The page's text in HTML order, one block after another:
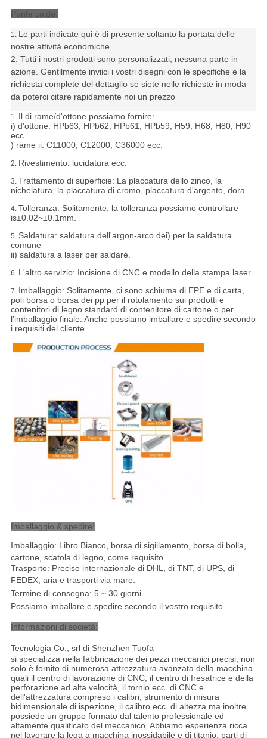
Punte calde:
1. Le parti indicate qui è di presente soltanto la portata delle
nostre attività economiche.
2. Tutti i nostri prodotti sono personalizzati, nessuna parte in
azione. Gentilmente inviici i vostri disegni con le specifiche e la
richiesta complete del dettaglio se siete nelle richieste in moda
da poterci citare rapidamente noi un prezzo
1. Il di rame/d'ottone possiamo fornire:
i) d'ottone: HPb63, HPb62, HPb61, HPb59, H59, H68, H80, H90
ecc.
) rame ii: C11000, C12000, C36000 ecc.
2. Rivestimento: lucidatura ecc.
3. Trattamento di superficie: La placcatura dello zinco, la
nichelatura, la placcatura di cromo, placcatura d'argento, dora.
4. Tolleranza: Solitamente, la tolleranza possiamo controllare
is±0.02~±0.1mm.
5. Saldatura: saldatura dell'argon-arco dei) per la saldatura
comune
ii) saldatura a laser per saldare.
6. L'altro servizio: Incisione di CNC e modello della stampa laser.
7. Imballaggio: Solitamente, ci sono schiuma di EPE e di carta,
poli borsa o borsa dei pp per il rotolamento sui prodotti e
contenitori di legno standard di contenitore di cartone o per
l'imballaggio finale. Anche possiamo imballare e spedire secondo
i requisiti del cliente.
Imballaggio & spedire:
Imballaggio: Libro Bianco, borsa di sigillamento, borsa di bolla,
cartone, scatola di legno, come requisito.
Trasporto: Preciso internazionale di DHL, di TNT, di UPS, di
FEDEX, aria e trasporti via mare
Termine di consegna: 5 ~ 30 giorni
Possiamo imballare e spedire secondo il vostro requisito.
Informazioni di società:
Tecnologia Co., srl di Shenzhen Tuofa
si specializza nella fabbricazione dei pezzi meccanici precisi, non
solo è fornito di numerosa attrezzatura avanzata della macchina
quali il centro di lavorazione di CNC, il centro di fresatrice e della
perforazione ad alta velocità, il tornio ecc. di CNC e
dell'attrezzatura compreso i calibri, strumento di misura
bidimensionale di ispezione, il calibro ecc. di altezza ma inoltre
possiede un gruppo formato dal talento professionale ed
altamente qualificato del meccanico. Abbiamo esperienza ricca
nel lavorare la lega a macchina inossidabile e di titanio, parti di